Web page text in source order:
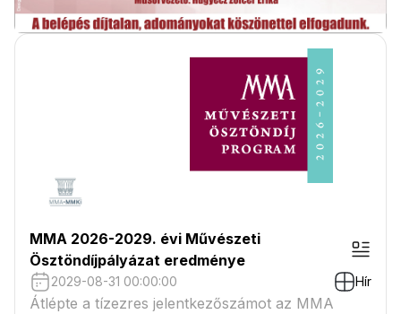
MMA 2026-2029. évi Művészeti
Ösztöndíjpályázat eredménye
2029-08-31 00:00:00 Hír
Átlépte a tízezres jelentkezőszámot az MMA